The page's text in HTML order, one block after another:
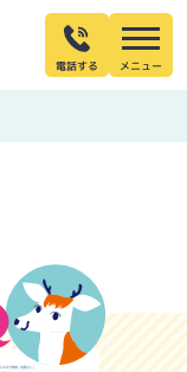
電話する